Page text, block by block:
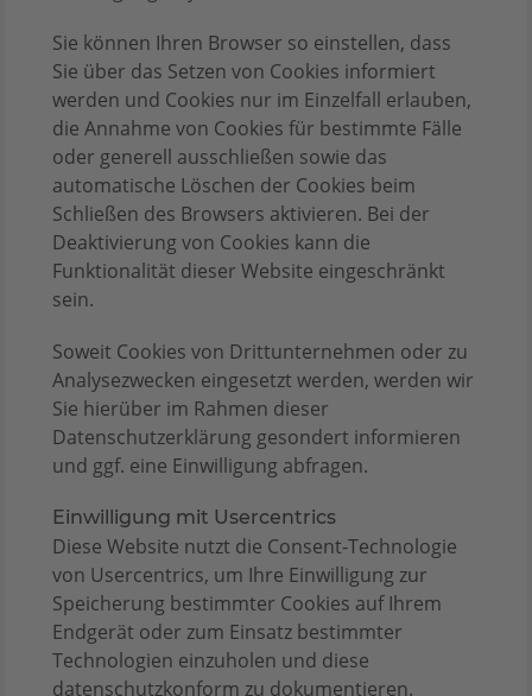
Sie können Ihren Browser so einstellen, dass
Sie über das Setzen von Cookies informiert
werden und Cookies nur im Einzelfall erlauben,
die Annahme von Cookies für bestimmte Fälle
oder generell ausschließen sowie das
automatische Löschen der Cookies beim
Schließen des Browsers aktivieren. Bei der
Deaktivierung von Cookies kann die
Funktionalität dieser Website eingeschränkt
sein.
Soweit Cookies von Drittunternehmen oder zu
Analysezwecken eingesetzt werden, werden wir
Sie hierüber im Rahmen dieser
Datenschutzerklärung gesondert informieren
und ggf. eine Einwilligung abfragen.
Einwilligung mit Usercentrics
Diese Website nutzt die Consent-Technologie
von Usercentrics, um Ihre Einwilligung zur
Speicherung bestimmter Cookies auf Ihrem
Endgerät oder zum Einsatz bestimmter
Technologien einzuholen und diese
datenschutzkonform zu dokumentieren.